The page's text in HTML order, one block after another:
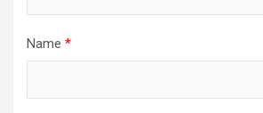
Name *